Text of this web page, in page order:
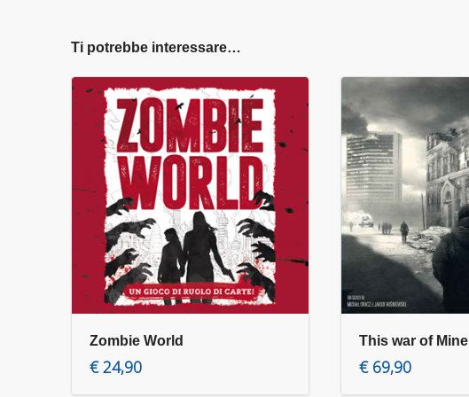
Ti potrebbe interessare…
Aggiungi al carrello
Zombie World
€24,90
This war of Mine
€69,90